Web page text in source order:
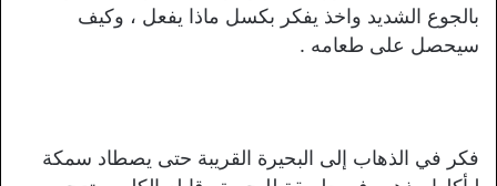
بالجوع الشديد واخذ يفكر بكسل ماذا يفعل ، وكيف
سيحصل على طعامه .
فكر في الذهاب إلى البحيرة القريبة حتى يصطاد سمكة